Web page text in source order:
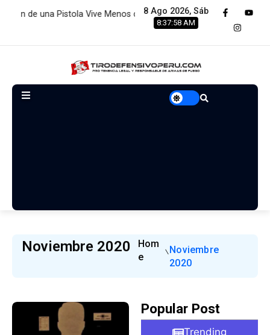
Menos de 2 Minutos:… Estamos renovando servidores
8 Ago 2026, Sáb
8:37:59 AM
Noviembre 2020
Hom
E
Noviembre
2020
Popular Post
Trending